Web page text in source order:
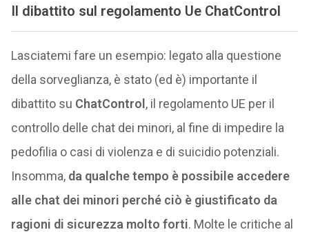
Il dibattito sul regolamento Ue ChatControl
Lasciatemi fare un esempio: legato alla questione
della sorveglianza, è stato (ed è) importante il
dibattito su ChatControl, il regolamento UE per il
controllo delle chat dei minori, al fine di impedire la
pedofilia o casi di violenza e di suicidio potenziali.
Insomma, da qualche tempo è possibile accedere
alle chat dei minori perché ciò è giustificato da
ragioni di sicurezza molto forti. Molte le critiche al